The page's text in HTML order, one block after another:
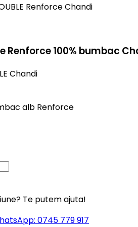
Renforce 100% bumbac
Chandi
alb Renforce
Te putem ajuta!
0745 779 917